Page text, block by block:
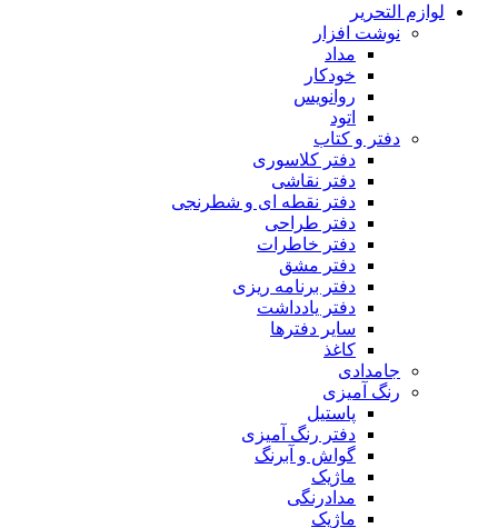
لوازم التحریر
نوشت افزار
مداد
خودکار
روانویس
اتود
دفتر و کتاب
دفتر کلاسوری
دفتر نقاشی
دفتر نقطه ای و شطرنجی
دفتر طراحی
دفتر خاطرات
دفتر مشق
دفتر برنامه ریزی
دفتر یادداشت
سایر دفترها
کاغذ
جامدادی
رنگ آمیزی
پاستیل
دفتر رنگ آمیزی
گواش و آبرنگ
ماژیک
مدادرنگی
ماژیک